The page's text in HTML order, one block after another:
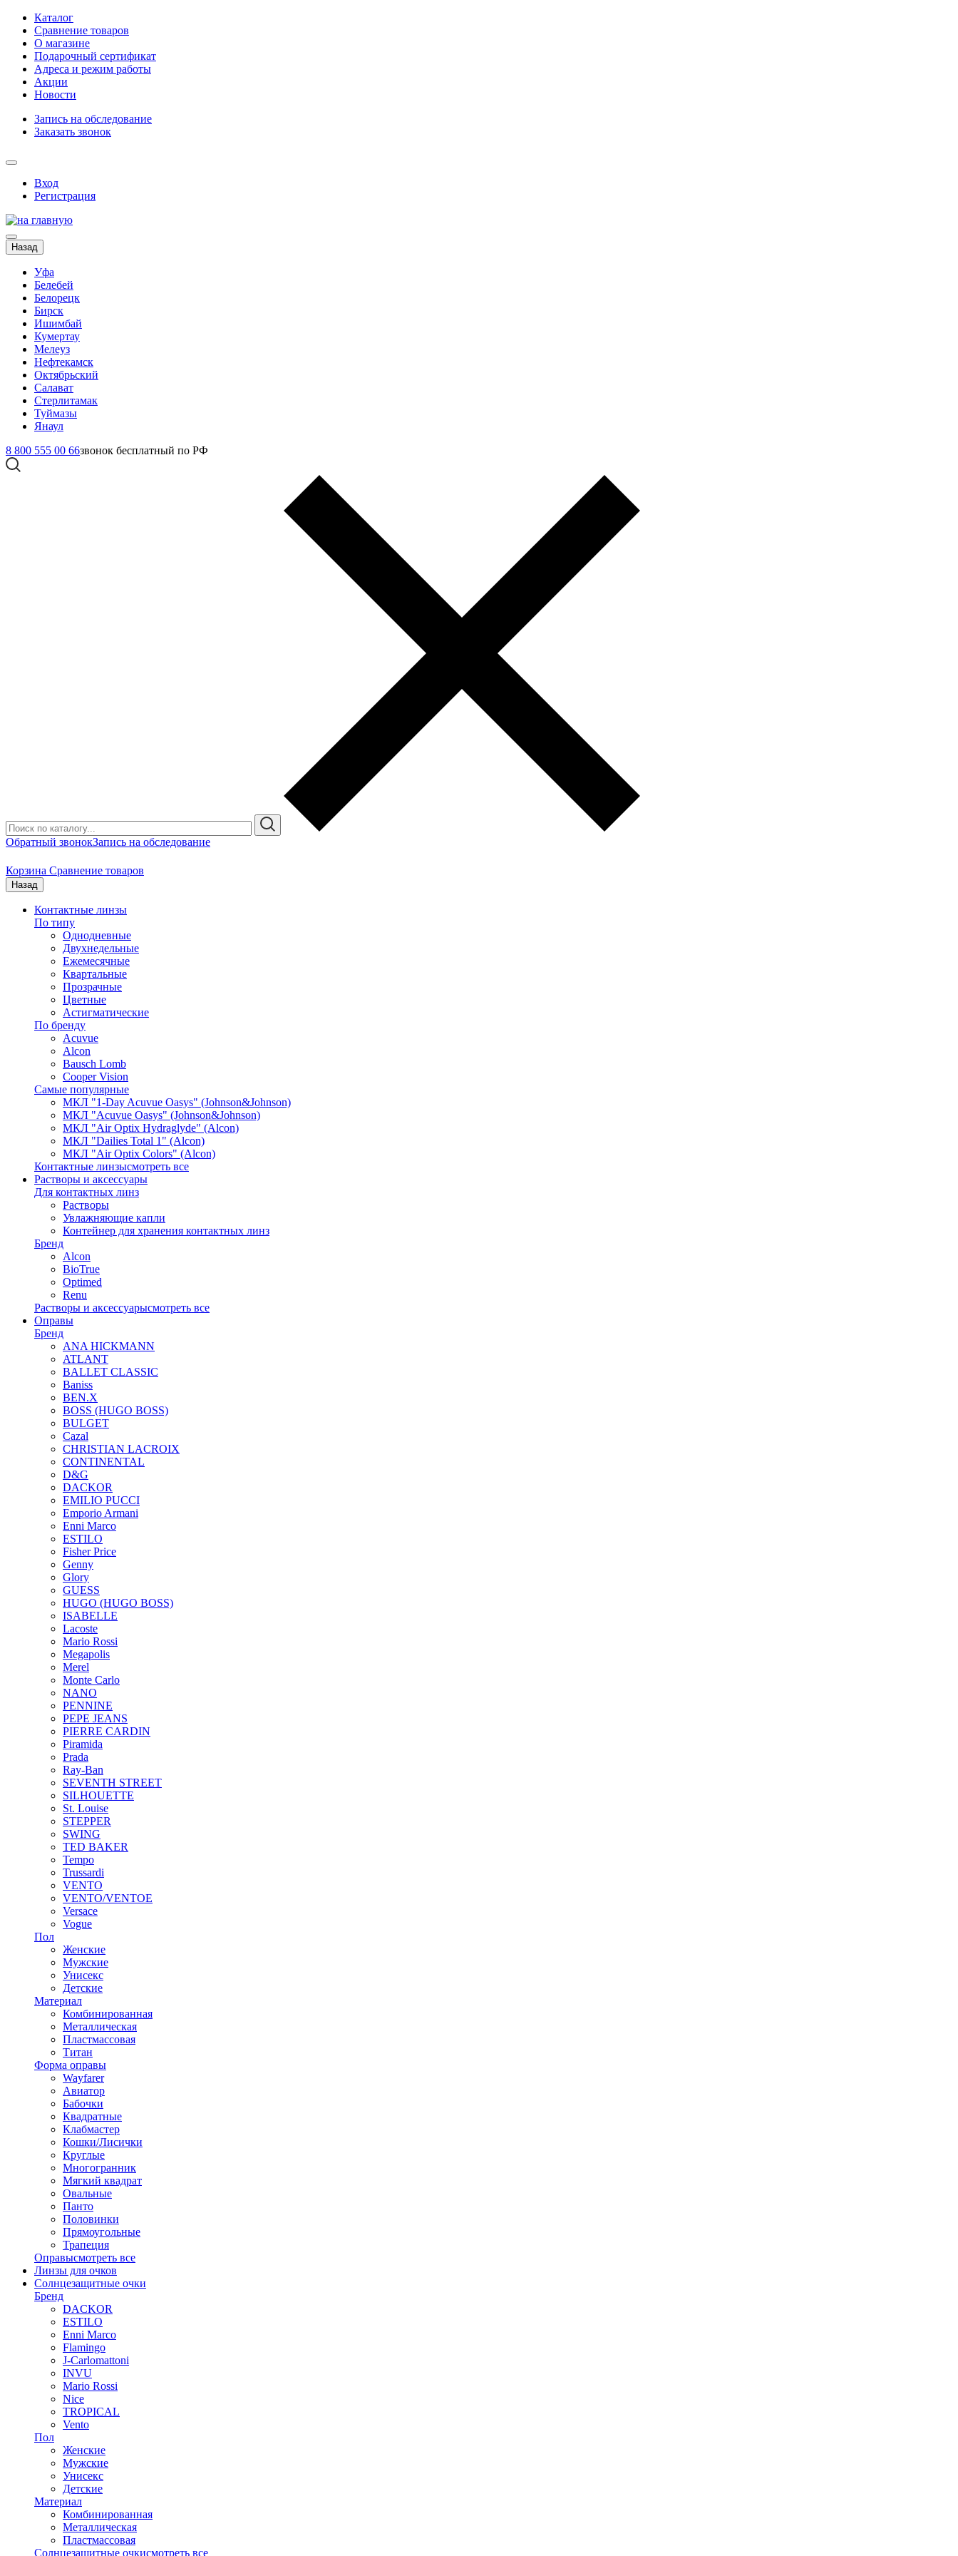
Каталог
Сравнение товаров
О магазине
Подарочный сертификат
Адреса и режим работы
Акции
Новости
Запись на обследование
Заказать звонок
Вход
Регистрация
Назад
Уфа
Белебей
Белорецк
Бирск
Ишимбай
Кумертау
Мелеуз
Нефтекамск
Октябрьский
Салават
Стерлитамак
Туймазы
Янаул
8 800 555 00 66звонок бесплатный по РФ
Обратный звонокЗапись на обследование
Корзина Сравнение товаров
Назад
Контактные линзы
По типу
Однодневные
Двухнедельные
Ежемесячные
Квартальные
Прозрачные
Цветные
Астигматические
По бренду
Acuvue
Alcon
Bausch Lomb
Cooper Vision
Самые популярные
МКЛ "1-Day Acuvue Oasys" (Johnson&Johnson)
МКЛ "Acuvue Oasys" (Johnson&Johnson)
МКЛ "Air Optix Hydraglyde" (Alcon)
МКЛ "Dailies Total 1" (Alcon)
МКЛ "Air Optix Colors" (Alcon)
Контактные линзысмотреть все
Растворы и аксессуары
Для контактных линз
Растворы
Увлажняющие капли
Контейнер для хранения контактных линз
Бренд
Alcon
BioTrue
Optimed
Renu
Растворы и аксессуарысмотреть все
Оправы
Бренд
ANA HICKMANN
ATLANT
BALLET CLASSIC
Baniss
BEN.X
BOSS (HUGO BOSS)
BULGET
Cazal
CHRISTIAN LACROIX
CONTINENTAL
D&G
DACKOR
EMILIO PUCCI
Emporio Armani
Enni Marco
ESTILO
Fisher Price
Genny
Glory
GUESS
HUGO (HUGO BOSS)
ISABELLE
Lacoste
Mario Rossi
Megapolis
Merel
Monte Carlo
NANO
PENNINE
PEPE JEANS
PIERRE CARDIN
Piramida
Prada
Ray-Ban
SEVENTH STREET
SILHOUETTE
St. Louise
STEPPER
SWING
TED BAKER
Tempo
Trussardi
VENTO
VENTO/VENTOE
Versace
Vogue
Пол
Женские
Мужские
Унисекс
Детские
Материал
Комбинированная
Металлическая
Пластмассовая
Титан
Форма оправы
Wayfarer
Авиатор
Бабочки
Квадратные
Клабмастер
Кошки/Лисички
Круглые
Многогранник
Мягкий квадрат
Овальные
Панто
Половинки
Прямоугольные
Трапеция
Оправысмотреть все
Линзы для очков
Солнцезащитные очки
Бренд
DACKOR
ESTILO
Enni Marco
Flamingo
J-Carlomattoni
INVU
Mario Rossi
Nice
TROPICAL
Vento
Пол
Женские
Мужские
Унисекс
Детские
Материал
Комбинированная
Металлическая
Пластмассовая
Солнцезащитные очкисмотреть все